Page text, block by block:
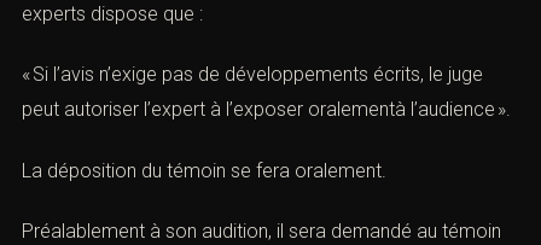
experts dispose que :
« Si l’avis n’exige pas de développements écrits, le juge
peut autoriser l’expert à l’exposer oralementà l’audience ».
La déposition du témoin se fera oralement.
Préalablement à son audition, il sera demandé au témoin